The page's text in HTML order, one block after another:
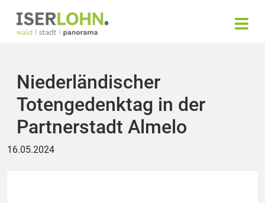
Niederländischer
Totengedenktag in der
Partnerstadt Almelo
16.05.2024